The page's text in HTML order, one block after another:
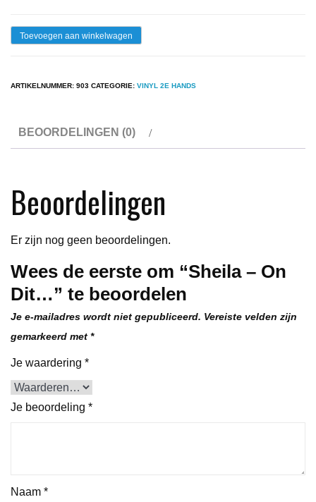
Sheila
Toevoegen aan winkelwagen
ARTIKELNUMMER: 903 CATEGORIE: VINYL 2E HANDS
BEOORDELINGEN (0)
Beoordelingen
Er zijn nog geen beoordelingen.
Wees de eerste om “Sheila – On
Dit…” te beoordelen
Je e-mailadres wordt niet gepubliceerd. Vereiste velden zijn
gemarkeerd met *
Je waardering *
Je beoordeling *
Naam *